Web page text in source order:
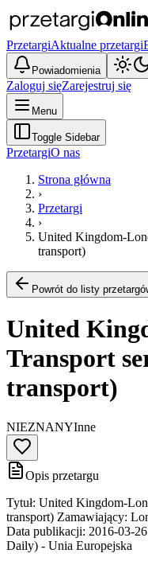
PrzetargiAktualne przetargi
Powiadomienia
Zaloguj sięZarejestruj się
Menu
Toggle Sidebar
PrzetargiO nas
Strona główna
›
Przetargi
›
United Kingdom-
transport)
Powrót do listy
United
Transport
transport)
NIEZNANYInne
Opis przetargu
Tytuł: United Kingdom-
transport) Zamawiający:
Data publikacji: 2016-03-
Daily) - Unia Europejska